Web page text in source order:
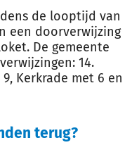
de looptijd van
een doorverwijzing
De gemeente
14.
Kerkrade met 6 en
terug?